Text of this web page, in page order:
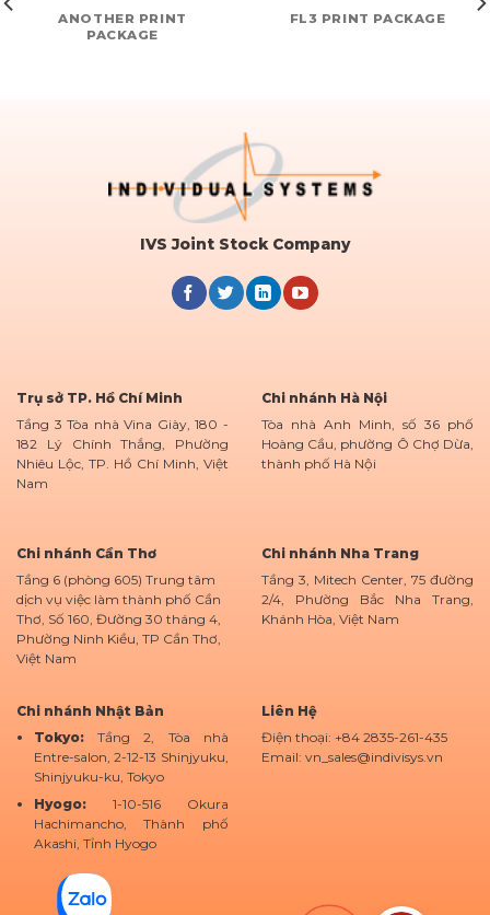
ANOTHER PRINT
PACKAGE
FL3 PRINT PACKAGE
IVS Joint Stock Company
Trụ sở TP. Hồ Chí Minh
Tầng 3 Tòa nhà Vina Giày, 180 -
182 Lý Chính Thắng, Phường
Nhiêu Lộc, TP. Hồ Chí Minh, Việt
Nam
Chi nhánh Hà Nội
Tòa nhà Anh Minh, số 36 phố
Hoàng Cầu, phường Ô Chợ Dừa,
thành phố Hà Nội
Chi nhánh Cần Thơ
Tầng 6 (phòng 605) Trung tâm
dịch vụ việc làm thành phố Cần
Thơ, Số 160, Đường 30 tháng 4,
Phường Ninh Kiều, TP Cần Thơ,
Việt Nam
Chi nhánh Nha Trang
Tầng 3, Mitech Center, 75 đường
2/4, Phường Bắc Nha Trang,
Khánh Hòa, Việt Nam
Chi nhánh Nhật Bản
Tokyo: Tầng 2, Tòa nhà
Entre-salon, 2-12-13 Shinjyuku,
Shinjyuku-ku, Tokyo
Hyogo: 1-10-516 Okura
Hachimancho, Thành phố
Akashi, Tỉnh Hyogo
Liên Hệ
Điện thoại: +84 2835-261-435
Email: vn_sales@indivisys.vn